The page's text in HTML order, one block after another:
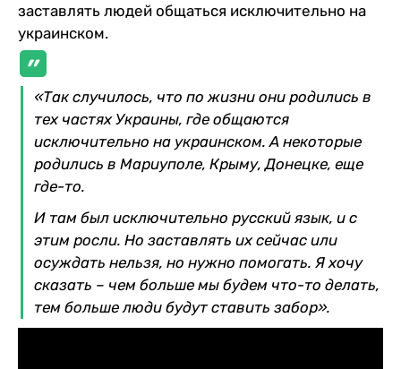
заставлять людей общаться исключительно на
украинском.
«Так случилось, что по жизни они родились в
тех частях Украины, где общаются
исключительно на украинском. А некоторые
родились в Мариуполе, Крыму, Донецке, еще
где-то.
И там был исключительно русский язык, и с
этим росли. Но заставлять их сейчас или
осуждать нельзя, но нужно помогать. Я хочу
сказать – чем больше мы будем что-то делать,
тем больше люди будут ставить забор».